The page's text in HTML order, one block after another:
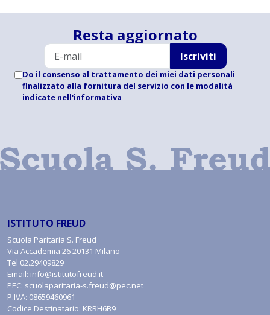
Resta aggiornato
Iscriviti
Do il consenso al trattamento dei miei dati personali
finalizzato alla fornitura del servizio con le modalità
indicate nell'informativa
ISTITUTO FREUD
Scuola Paritaria S. Freud
Via Accademia 26 20131 Milano
Tel 02.29409829
Email: info@istitutofreud.it
PEC: scuolaparitaria-s.freud@pec.net
P.IVA: 08659460961
Codice Destinatario: KRRH6B9